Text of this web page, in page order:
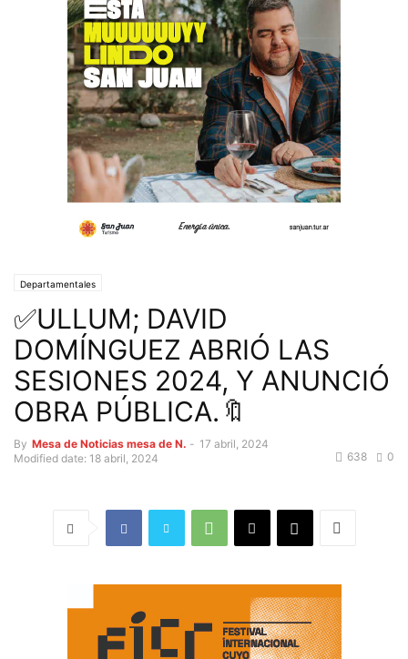
Departamentales
✅ULLUM; DAVID
DOMÍNGUEZ ABRIÓ LAS
SESIONES 2024, Y ANUNCIÓ
OBRA PÚBLICA.🔖
By Mesa de Noticias mesa de N. - 17 abril, 2024
Modified date: 18 abril, 2024
0
638